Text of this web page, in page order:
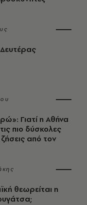
Γιατί η Αθήνα
πιο δύσκολες
ζήσεις από τον
θεωρείται η